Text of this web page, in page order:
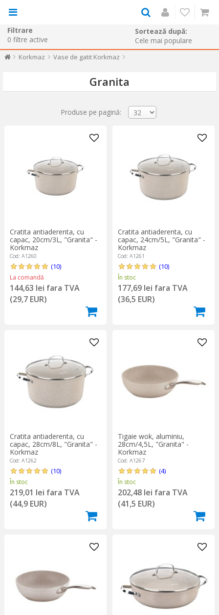
Filtrare
0 filtre active
Sortează după:
Korkmaz Vase de gatit Korkmaz
Granita
Produse pe pagină:
Cratita antiaderenta, cu
capac, 20cm/3L, "Granita" -
Korkmaz
Cod: A1260
(10)
La comandă
144,63 lei fara TVA
(29,7 EUR)
Cratita antiaderenta, cu
capac, 24cm/5L, "Granita" -
Korkmaz
Cod: A1261
(10)
În stoc
177,69 lei fara TVA
(36,5 EUR)
Cratita antiaderenta, cu
capac, 28cm/8L, "Granita" -
Korkmaz
Cod: A1262
(10)
În stoc
219,01 lei fara TVA
(44,9 EUR)
Tigaie wok, aluminiu,
28cm/4,5L, "Granita" -
Korkmaz
Cod: A1267
(4)
În stoc
202,48 lei fara TVA
(41,5 EUR)